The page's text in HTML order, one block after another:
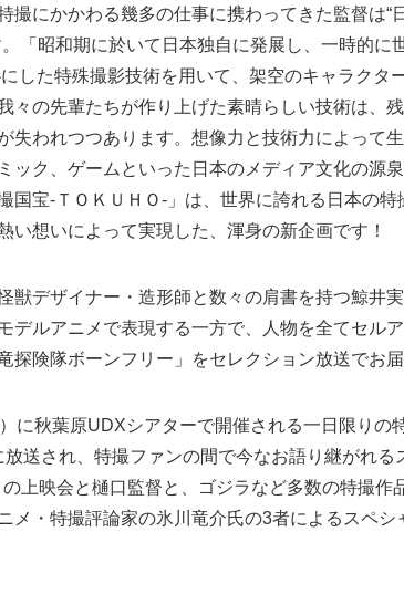
撮にかかわる幾多の仕事に携わってきた監督は“
「昭和期に於いて日本独自に発展し、一時的に
した特殊撮影技術を用いて、架空のキャラクタ
々の先輩たちが作り上げた素晴らしい技術は、
失われつつあります。想像力と技術力によって
ック、ゲームといった日本のメディア文化の源
国宝‐ＴＯＫＵＨＯ‐」は、世界に誇れる日本の
い想いによって実現した、渾身の新企画です！
獣デザイナー・造形師と数々の肩書を持つ鯨井
デルアニメで表現する一方で、人物を全てセル
探険隊ボーンフリー」をセレクション放送でお
に秋葉原UDXシアターで開催される一日限りの
送され、特撮ファンの間で今なお語り継がれる
の上映会と樋口監督と、ゴジラなど多数の特撮作
メ・特撮評論家の氷川竜介氏の3者によるスペシ